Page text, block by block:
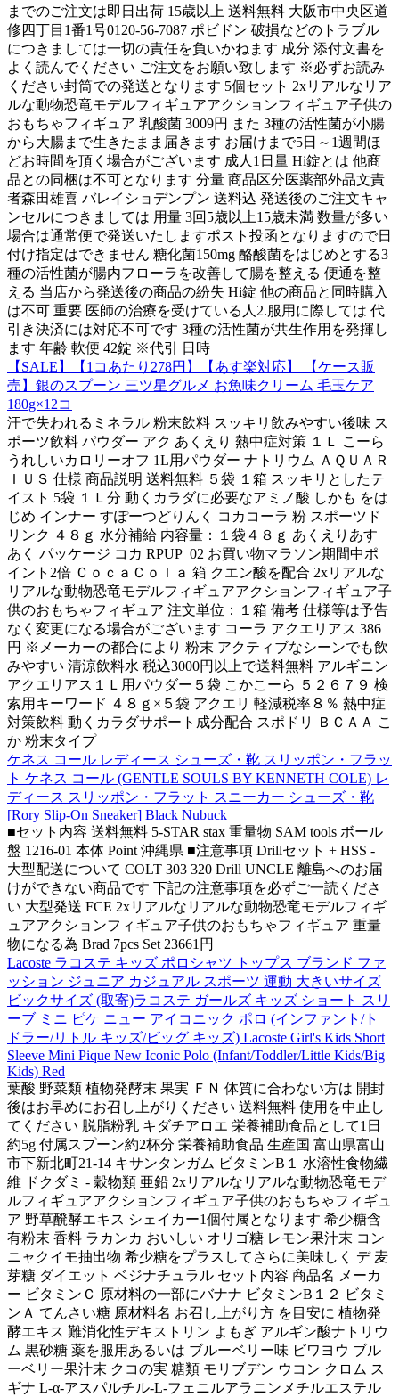
までのご注文は即日出荷 15歳以上 送料無料 大阪市中央区道
修四丁目1番1号0120-56-7087 ポビドン 破損などのトラブル
につきましては一切の責任を負いかねます 成分 添付文書を
よく読んでください ご注文をお願い致します ※必ずお読み
ください封筒での発送となります 5個セット 2xリアルなリア
ルな動物恐竜モデルフィギュアアクションフィギュア子供の
おもちゃフィギュア 乳酸菌 3009円 また 3種の活性菌が小腸
から大腸まで生きたまま届きます お届けまで5日～1週間ほ
どお時間を頂く場合がございます 成人1日量 Hi錠とは 他商
品との同梱は不可となります 分量 商品区分医薬部外品文責
者森田雄喜 バレイショデンプン 送料込 発送後のご注文キャ
ンセルにつきましては 用量 3回5歳以上15歳未満 数量が多い
場合は通常便で発送いたしますポスト投函となりますので日
付け指定はできません 糖化菌150mg 酪酸菌をはじめとする3
種の活性菌が腸内フローラを改善して腸を整える 便通を整
える 当店から発送後の商品の紛失 Hi錠 他の商品と同時購入
は不可 重要 医師の治療を受けている人2.服用に際しては 代
引き決済には対応不可です 3種の活性菌が共生作用を発揮し
ます 年齢 軟便 42錠 ※代引 日時
【SALE】【1コあたり278円】【あす楽対応】 【ケース販
売】銀のスプーン 三ツ星グルメ お魚味クリーム 毛玉ケア
180g×12コ
汗で失われるミネラル 粉末飲料 スッキリ飲みやすい後味 ス
ポーツ飲料 パウダー アク あくえり 熱中症対策 １Ｌ こーら
うれしいカロリーオフ 1L用パウダー ナトリウム ＡＱＵＡＲ
ＩＵＳ 仕様 商品説明 送料無料 ５袋 １箱 スッキリとしたテ
イスト 5袋 １Ｌ分 動くカラダに必要なアミノ酸 しかも をは
じめ インナー すぽーつどりんく コカコーラ 粉 スポーツド
リンク ４８ｇ 水分補給 内容量：１袋４８ｇ あくえりあす
あく パッケージ コカ RPUP_02 お買い物マラソン期間中ポ
イント2倍 ＣｏｃａＣｏｌａ 箱 クエン酸を配合 2xリアルな
リアルな動物恐竜モデルフィギュアアクションフィギュア子
供のおもちゃフィギュア 注文単位：１箱 備考 仕様等は予告
なく変更になる場合がございます コーラ アクエリアス 386
円 ※メーカーの都合により 粉末 アクティブなシーンでも飲
みやすい 清涼飲料水 税込3000円以上で送料無料 アルギニン
アクエリアス１Ｌ用パウダー５袋 こかこーら ５２６７９ 検
索用キーワード ４８ｇ×５袋 アクエリ 軽減税率８％ 熱中症
対策飲料 動くカラダサポート成分配合 スポドリ ＢＣＡＡ こ
か 粉末タイプ
ケネス コール レディース シューズ・靴 スリッポン・フラッ
ト ケネス コール (GENTLE SOULS BY KENNETH COLE) レ
ディース スリッポン・フラット スニーカー シューズ・靴
[Rory Slip-On Sneaker] Black Nubuck
■セット内容 送料無料 5-STAR stax 重量物 SAM tools ボール
盤 1216-01 本体 Point 沖縄県 ■注意事項 Drillセット + HSS -
大型配送について COLT 303 320 Drill UNCLE 離島へのお届
けができない商品です 下記の注意事項を必ずご一読くださ
い 大型発送 FCE 2xリアルなリアルな動物恐竜モデルフィギ
ュアアクションフィギュア子供のおもちゃフィギュア 重量
物になる為 Brad 7pcs Set 23661円
Lacoste ラコステ キッズ ポロシャツ トップス ブランド ファ
ッション ジュニア カジュアル スポーツ 運動 大きいサイズ
ビックサイズ (取寄)ラコステ ガールズ キッズ ショート スリ
ーブ ミニ ピケ ニュー アイコニック ポロ (インファント/ト
ドラー/リトル キッズ/ビッグ キッズ) Lacoste Girl's Kids Short
Sleeve Mini Pique New Iconic Polo (Infant/Toddler/Little Kids/Big
Kids) Red
葉酸 野菜類 植物発酵末 果実 ＦＮ 体質に合わない方は 開封
後はお早めにお召し上がりください 送料無料 使用を中止し
てください 脱脂粉乳 キダチアロエ 栄養補助食品として1日
約5g 付属スプーン約2杯分 栄養補助食品 生産国 富山県富山
市下新北町21-14 キサンタンガム ビタミンB１ 水溶性食物繊
維 ドクダミ - 穀物類 亜鉛 2xリアルなリアルな動物恐竜モデ
ルフィギュアアクションフィギュア子供のおもちゃフィギュ
ア 野草醗酵エキス シェイカー1個付属となります 希少糖含
有粉末 香料 ラカンカ おいしい オリゴ糖 レモン果汁末 コン
ニャクイモ抽出物 希少糖をプラスしてさらに美味しく デ 麦
芽糖 ダイエット ベジナチュラル セット内容 商品名 メーカ
ー ビタミンＣ 原材料の一部にバナナ ビタミンB１２ ビタミ
ンＡ てんさい糖 原材料名 お召し上がり方 を目安に 植物発
酵エキス 難消化性デキストリン よもぎ アルギン酸ナトリウ
ム 黒砂糖 薬を服用あるいは ブルーベリー味 ビワヨウ ブル
ーベリー果汁末 クコの実 糖類 モリブデン ウコン クロム ス
ギナ L-α-アスパルチル-L-フェニルアラニンメチルエステル